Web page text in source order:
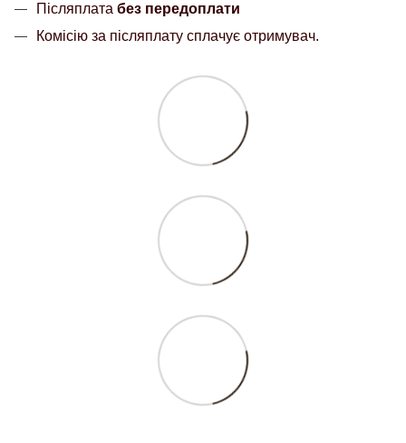
Післяплата без передоплати
Комісію за післяплату сплачує отримувач.